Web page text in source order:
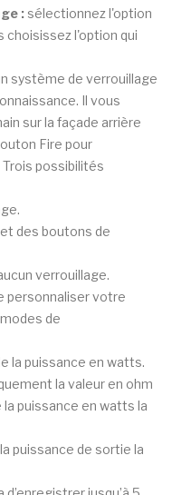
: sélectionnez l'option
choisissez l'option qui
système de verrouillage
Il vous
sur la façade arrière
Fire pour
possibilités
des boutons de
verrouillage.
personnaliser votre
de
la puissance en watts.
la valeur en ohm
puissance en watts la
puissance de sortie la